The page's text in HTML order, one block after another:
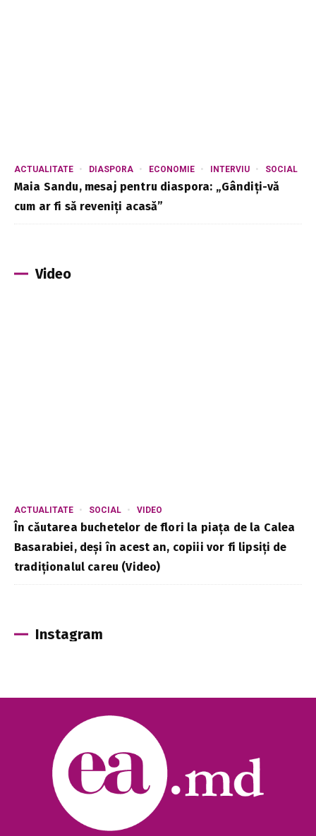
ACTUALITATE DIASPORA ECONOMIE INTERVIU SOCIAL
Maia Sandu, mesaj pentru diaspora: „Gândiți-vă
cum ar fi să reveniți acasă”
Video
ACTUALITATE SOCIAL VIDEO
În căutarea buchetelor de flori la piața de la Calea
Basarabiei, deși în acest an, copiii vor fi lipsiți de
tradiționalul careu (Video)
Instagram